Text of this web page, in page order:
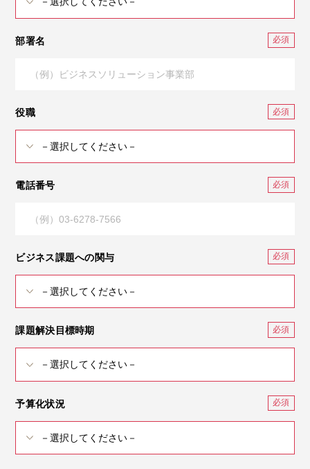
部署名
役職
電話番号
ビジネス課題への関与
課題解決目標時期
予算化状況